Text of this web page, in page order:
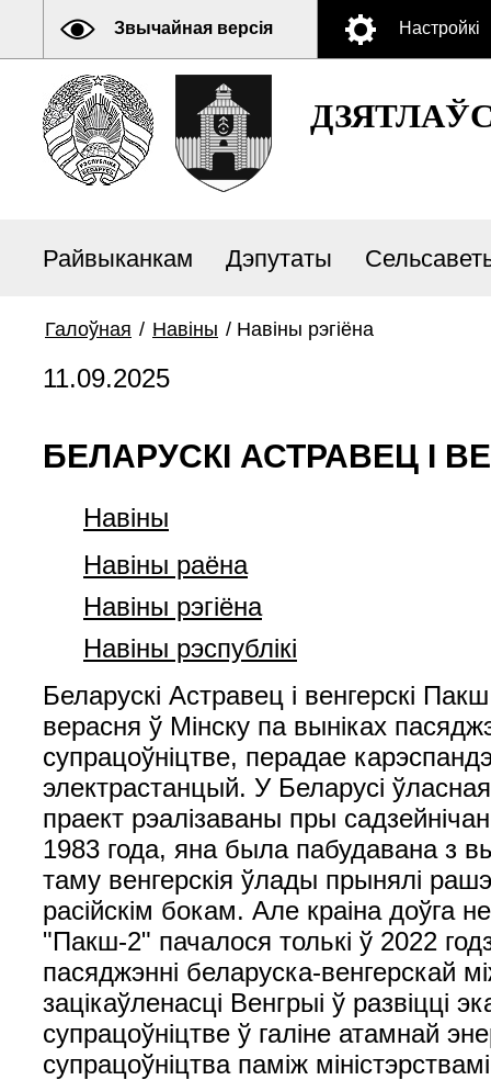
Звычайная версія Настройкі
Райвыканкам Дэпутаты
Галоўная / Навiны / Навiны рэгiёна
11.09.2025
БЕЛАРУСКІ АСТРАВЕЦ І
Навiны
Навiны раёна
Навiны рэгiёна
Навiны рэспублiкi
Беларускі Астравец і венгерскі
верасня ў Мінску па выніках
супрацоўніцтве, перадае
электрастанцый. У Беларусі
праект рэалізаваны пры
1983 года, яна была пабудавана з
таму венгерскія ўлады прынялі
расійскім бокам. Але краіна доўга
"Пакш-2" пачалося толькі ў 2022
пасяджэнні беларуска-венгерскай
зацікаўленасці Венгрыі ў развіцці
супрацоўніцтве ў галіне атамнай
супрацоўніцтва паміж